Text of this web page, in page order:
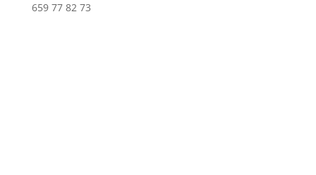
659 77 82 73